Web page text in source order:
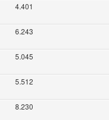
4.401
6.243
5.045
5.512
8.230